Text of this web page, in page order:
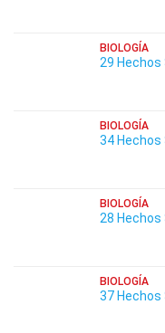
BIOLOGÍA
29
BIOLOGÍA
34 Hechos
BIOLOGÍA
28 Hechos
BIOLOGÍA
37 Hechos